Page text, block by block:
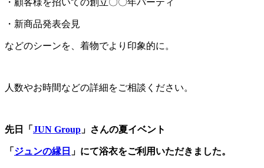
・新商品発表会見
などのシーンを、着物でより印象的に。
人数やお時間などの詳細をご相談ください。
先日「 JUN Group 」さんの夏イベント
「 ジュンの縁日 」にて浴衣をご利用いただきました。